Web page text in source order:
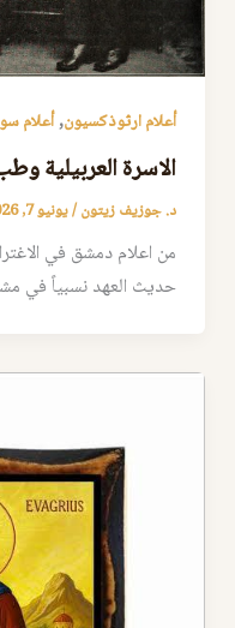
أعلام ارثوذكسيون,أعلام
الاسرة العربيلية
د. جوزيف زيتون/يونيو 7, 2026
من اعلام دمشق في
حديث العهد نسبياً في